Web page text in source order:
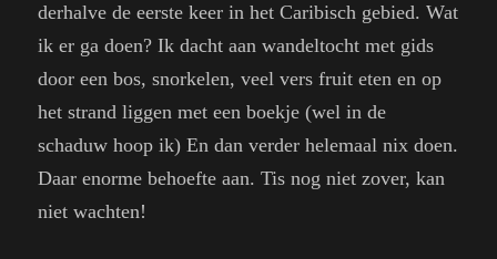
derhalve de eerste keer in het Caribisch gebied. Wat
ik er ga doen? Ik dacht aan wandeltocht met gids
door een bos, snorkelen, veel vers fruit eten en op
het strand liggen met een boekje (wel in de
schaduw hoop ik) En dan verder helemaal nix doen.
Daar enorme behoefte aan. Tis nog niet zover, kan
niet wachten!